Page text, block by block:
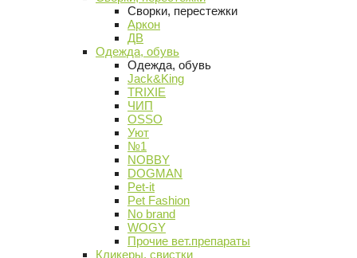
Сворки, перестежки
Аркон
ДВ
Одежда, обувь
Одежда, обувь
Jack&King
TRIXIE
ЧИП
OSSO
Уют
№1
NOBBY
DOGMAN
Pet-it
Pet Fashion
No brand
WOGY
Прочие вет.препараты
Кликеры, свистки